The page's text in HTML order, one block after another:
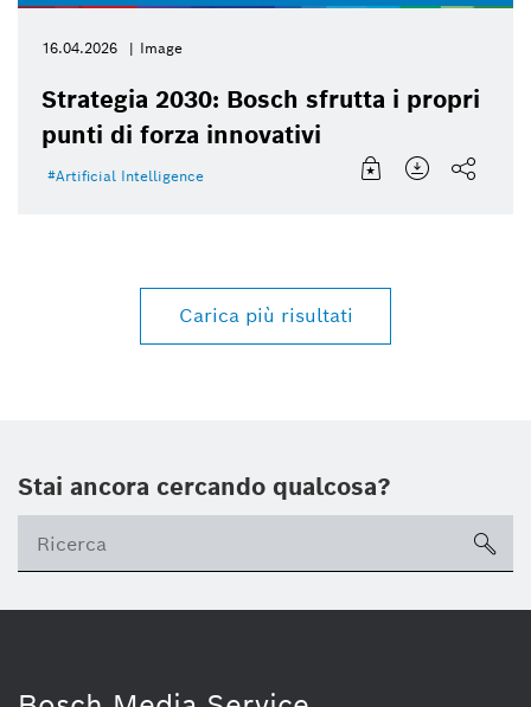
16.04.2026 Image
Strategia 2030: Bosch sfrutta i propri
punti di forza innovativi
Artificial Intelligence
Carica più risultati
Stai ancora cercando qualcosa?